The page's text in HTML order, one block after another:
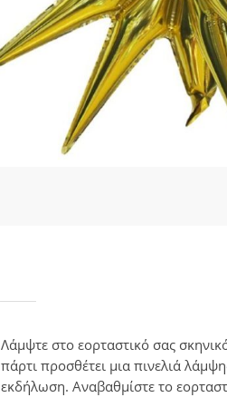
Λάμψτε στο εορταστικό σας
πάρτι προσθέτει μια πινελιά
εκδήλωση. Αναβαθμίστε το